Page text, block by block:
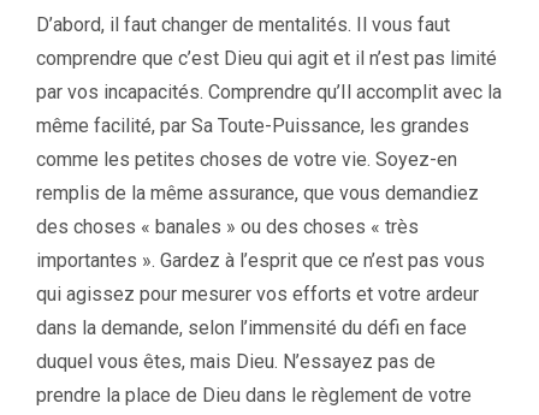
D’abord, il faut changer de mentalités. Il vous faut
comprendre que c’est Dieu qui agit et il n’est pas limité
par vos incapacités. Comprendre qu’Il accomplit avec la
même facilité, par Sa Toute-Puissance, les grandes
comme les petites choses de votre vie. Soyez-en
remplis de la même assurance, que vous demandiez
des choses « banales » ou des choses « très
importantes ». Gardez à l’esprit que ce n’est pas vous
qui agissez pour mesurer vos efforts et votre ardeur
dans la demande, selon l’immensité du défi en face
duquel vous êtes, mais Dieu. N’essayez pas de
prendre la place de Dieu dans le règlement de votre